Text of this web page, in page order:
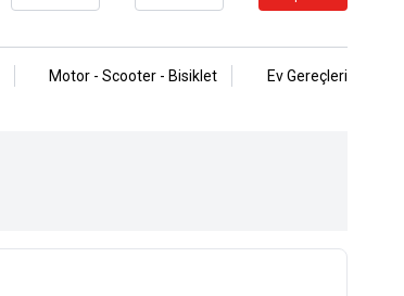
Motor - Scooter - Bisiklet Ev Gereçleri